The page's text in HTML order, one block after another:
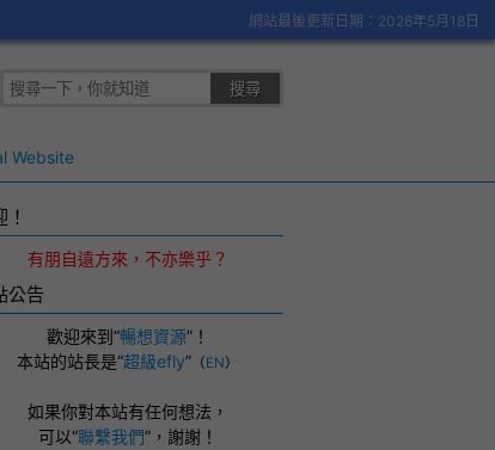
網站最後更新日期：2026年5月18日
Website
有朋自遠方來，不亦樂乎？
公告
歡迎來到“暢想資源”！
本站的站長是“超級efly” （EN）
如果你對本站有任何想法，
可以“聯繫我們”， 謝謝！